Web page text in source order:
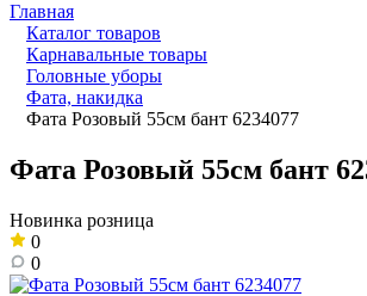
Главная
Каталог товаров
Карнавальные товары
Головные уборы
Фата, накидка
Фата Розовый 55см бант 6234077
Фата Розовый 55см бант
Новинка розница
0
0